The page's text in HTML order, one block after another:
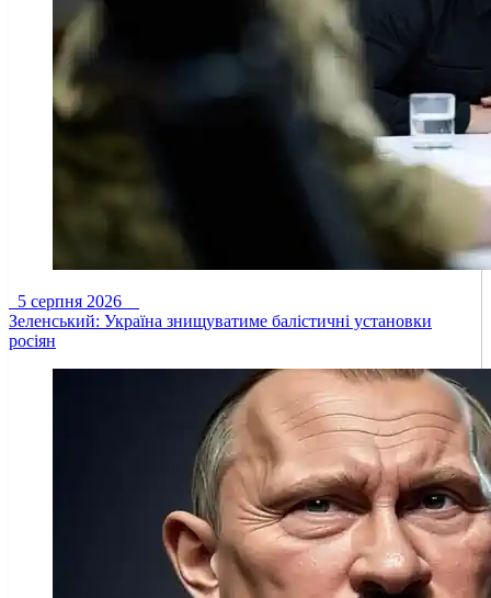
5 серпня 2026
Зеленський: Україна знищуватиме балістичні установки
росіян